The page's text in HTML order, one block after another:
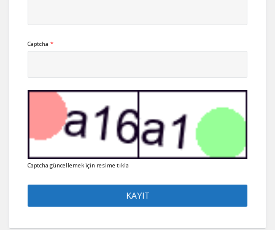
Captcha *
Captcha güncellemek için resime tıkla